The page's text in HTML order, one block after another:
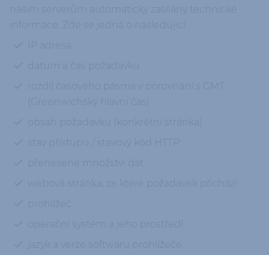
našim serverům automaticky zasílány technické
informace. Zde se jedná o následující:
datum a čas požadavku
obsah požadavku (konkrétní stránka)
stav přístupu / stavový kód HTTP
jazyk a verze softwaru prohlížeče.